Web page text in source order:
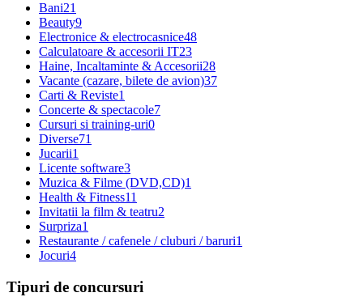
Bani21
Beauty9
Electronice & electrocasnice48
Calculatoare & accesorii IT23
Haine, Incaltaminte & Accesorii28
Vacante (cazare, bilete de avion)37
Carti & Reviste1
Concerte & spectacole7
Cursuri si training-uri0
Diverse71
Jucarii1
Licente software3
Muzica & Filme (DVD,CD)1
Health & Fitness11
Invitatii la film & teatru2
Surpriza1
Restaurante / cafenele / cluburi / baruri1
Jocuri4
Tipuri de concursuri